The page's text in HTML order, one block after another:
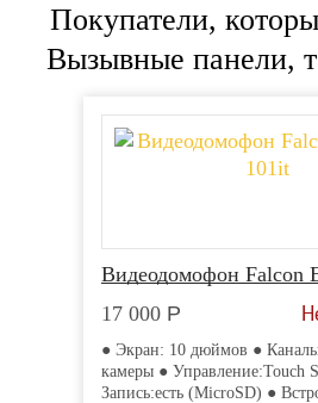
Видеодомофон
SHERLOCK
панели,2 камеры ●
Внешний блок питания ●
Видеодомофон
SHERLOCK
панели,2 камеры ●
Внешний блок питания ●
Покупатели,
Вызывные панели,
Видеодомофон Falcon
17 000 Р
● Экран: 10 дюймов ●
камеры ● Управление:Touch
Запись:есть (MicroSD) ●